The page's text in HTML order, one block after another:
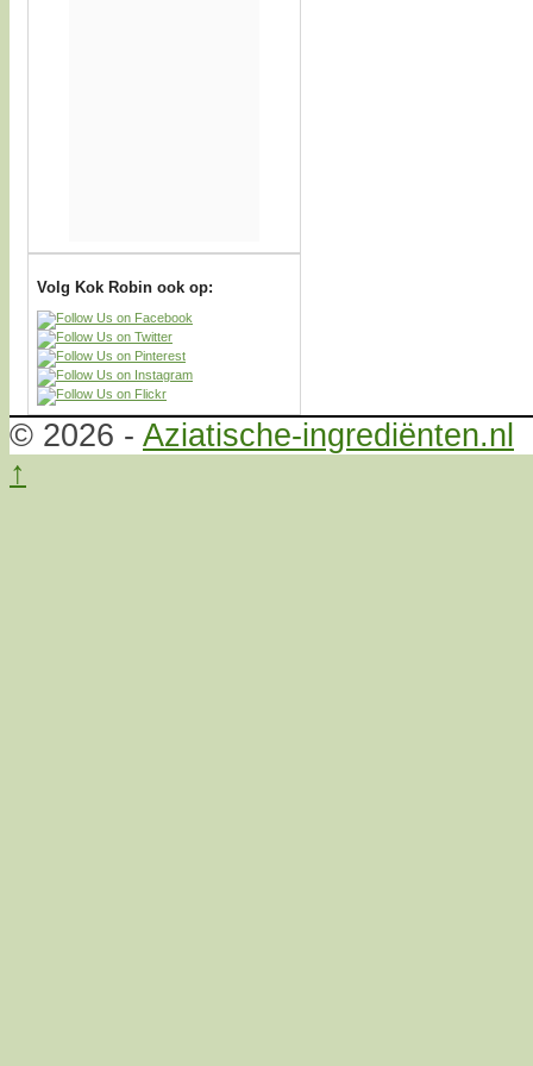
Volg Kok Robin ook op:
© 2026 - Aziatische-ingrediënten.nl
↑